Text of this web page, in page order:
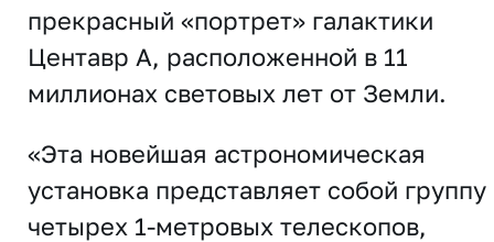
прекрасный «портрет» галактики
Центавр A, расположенной в 11
миллионах световых лет от Земли.
«Эта новейшая астрономическая
установка представляет собой группу
четырех 1-метровых телескопов,